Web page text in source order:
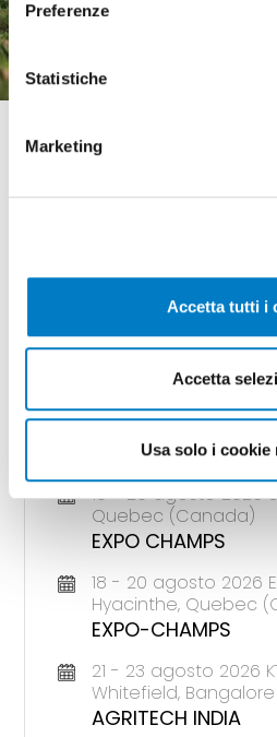
Preferenze
Statistiche
Marketing
Accetta tutti i
Accetta
Usa solo i cookie
l'incertezza
GLI
della meccanizzazione
18 - 20 agosto 2026
(Australia)
AGQUIP FIELD DAYS
18 - 20 agosto 2026
Quebec (Canada)
EXPO CHAMPS
18 - 20 agosto 2026
Hyacinthe, Quebec
EXPO-CHAMPS
21 - 23 agosto 2026
Whitefield,
AGRITECH INDIA